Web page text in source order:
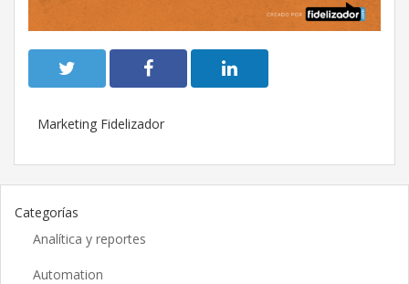
Marketing Fidelizador
Categorías
Analítica y reportes
Automation